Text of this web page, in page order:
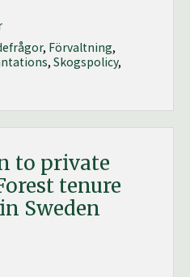
, Förvaltning,
, Skogspolicy,
to private
tenure
Sweden